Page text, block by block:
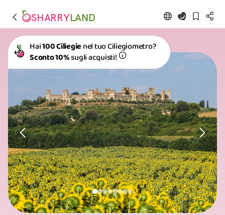
SHARRYLAND
Hai100 Ciliegienel tuo Ciliegiometro?
Sconto 10%sugli acquisti!